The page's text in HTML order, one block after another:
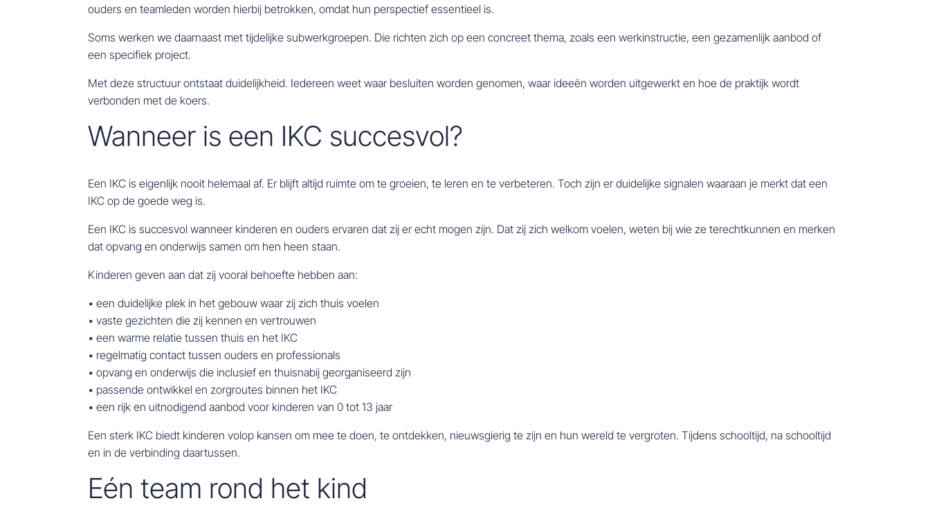
ouders en teamleden worden hierbij betrokken, omdat hun perspectief essentieel is.
Soms werken we daarnaast met tijdelijke subwerkgroepen. Die richten zich op een concreet thema, zoals een werkinstructie, een gezamenlijk aanbod of
een specifiek project.
Met deze structuur ontstaat duidelijkheid. Iedereen weet waar besluiten worden genomen, waar ideeën worden uitgewerkt en hoe de praktijk wordt
verbonden met de koers.
Wanneer is een IKC succesvol?
Een IKC is eigenlijk nooit helemaal af. Er blijft altijd ruimte om te groeien, te leren en te verbeteren. Toch zijn er duidelijke signalen waaraan je merkt dat een
IKC op de goede weg is.
Een IKC is succesvol wanneer kinderen en ouders ervaren dat zij er echt mogen zijn. Dat zij zich welkom voelen, weten bij wie ze terechtkunnen en merken
dat opvang en onderwijs samen om hen heen staan.
Kinderen geven aan dat zij vooral behoefte hebben aan:
• een duidelijke plek in het gebouw waar zij zich thuis voelen
• vaste gezichten die zij kennen en vertrouwen
• een warme relatie tussen thuis en het IKC
• regelmatig contact tussen ouders en professionals
• opvang en onderwijs die inclusief en thuisnabij georganiseerd zijn
• passende ontwikkel en zorgroutes binnen het IKC
• een rijk en uitnodigend aanbod voor kinderen van 0 tot 13 jaar
Een sterk IKC biedt kinderen volop kansen om mee te doen, te ontdekken, nieuwsgierig te zijn en hun wereld te vergroten. Tijdens schooltijd, na schooltijd
en in de verbinding daartussen.
Eén team rond het kind